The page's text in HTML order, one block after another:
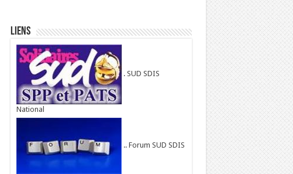
Liens
. SUD SDIS
National
.. Forum SUD SDIS